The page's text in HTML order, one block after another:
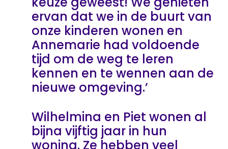
ervan dat we in de buurt van
onze kinderen wonen en
Annemarie had voldoende
tijd om de weg te leren
kennen en te wennen aan de
nieuwe omgeving.’
Wilhelmina en Piet wonen al
bijna vijftig jaar in hun
woning. Ze hebben veel